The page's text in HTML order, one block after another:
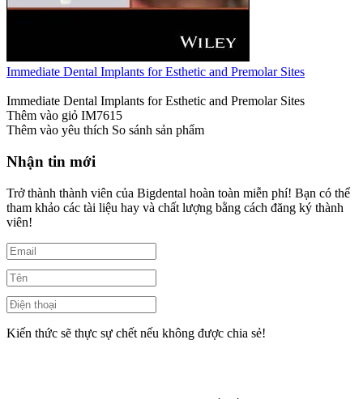
Immediate Dental Implants for Esthetic and Premolar Sites
Immediate Dental Implants for Esthetic and Premolar Sites
Thêm vào giỏ IM7615
Thêm vào yêu thích So sánh sản phẩm
Nhận tin mới
Trở thành thành viên của Bigdental hoàn toàn miễn phí! Bạn có thể
tham khảo các tài liệu hay và chất lượng bằng cách đăng ký thành
viên!
Kiến thức sẽ thực sự chết nếu không được chia sẻ!